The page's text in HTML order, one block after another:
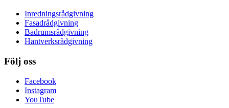
Inredningsrådgivning
Fasadrådgivning
Badrumsrådgivning
Hantverksrådgivning
Följ oss
Facebook
Instagram
YouTube